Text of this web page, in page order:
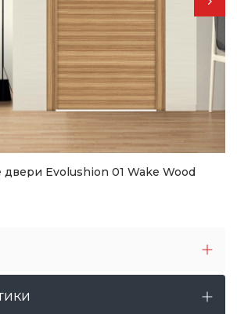
Evolushion 01 Wake Wood